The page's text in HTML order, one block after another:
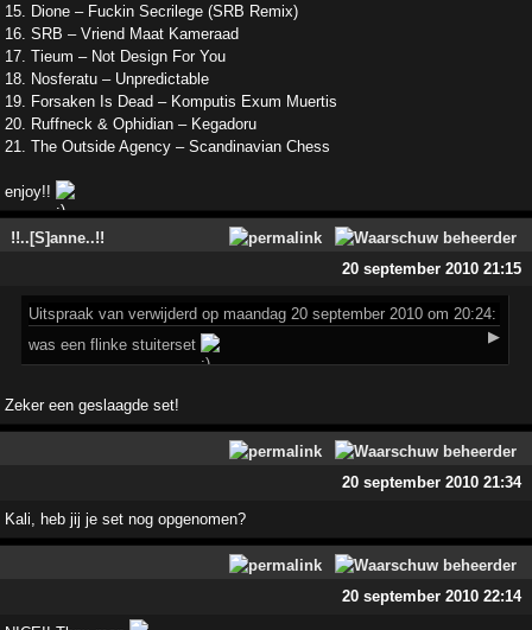
15. Dione – Fuckin Secrilege (SRB Remix)
16. SRB – Vriend Maat Kameraad
17. Tieum – Not Design For You
18. Nosferatu – Unpredictable
19. Forsaken Is Dead – Komputis Exum Muertis
20. Ruffneck & Ophidian – Kegadoru
21. The Outside Agency – Scandinavian Chess
enjoy!!
!!..[S]anne..!!
20 september 2010 21:15
Uitspraak van verwijderd op maandag 20 september 2010 om 20:24:
▶
was een flinke stuiterset
Zeker een geslaagde set!
20 september 2010 21:34
Kali, heb jij je set nog opgenomen?
20 september 2010 22:14